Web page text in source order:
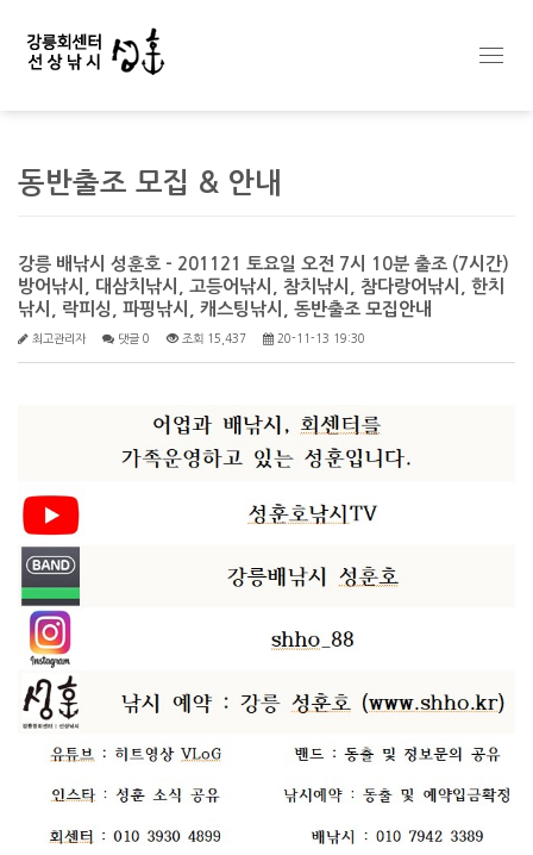
동반출조 모집 & 안내
강릉 배낚시 성훈호 - 201121 토요일 오전 7시 10분 출조 (7시간)
방어낚시, 대삼치낚시, 고등어낚시, 참치낚시, 참다랑어낚시, 한치
낚시, 락피싱, 파핑낚시, 캐스팅낚시, 동반출조 모집안내
최고관리자 댓글 0 조회 15,437 20-11-13 19:30